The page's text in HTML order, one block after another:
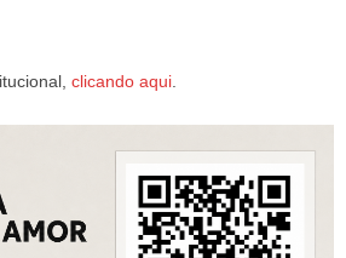
clicando aqui.